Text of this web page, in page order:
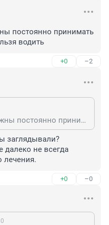
постоянно принимать
водить
+0 –2
Большинство из них должны постоянно принимать препараты, с которыми нельзя водить
заглядывали?
не всегда
лечения.
+0 –0